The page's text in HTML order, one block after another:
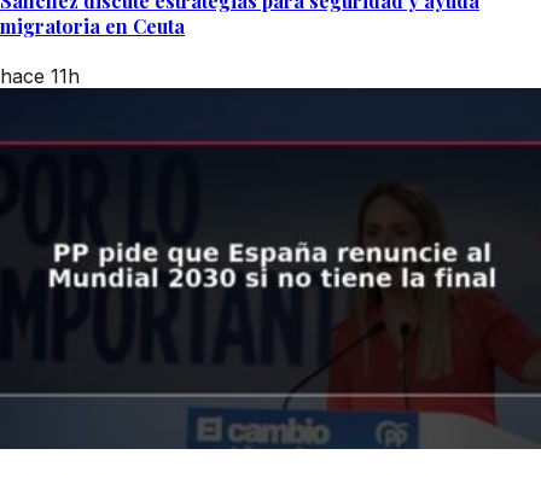
migratoria en Ceuta
hace 11h